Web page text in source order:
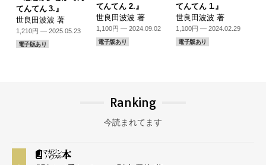
てんてん 3.』
世良田波波 著
1,210円 — 2025.05.23
電子版あり
てんてん 2.』
世良田波波 著
1,100円 — 2024.09.02
電子版あり
てんてん 1.』
世良田波波 著
1,100円 — 2024.02.29
電子版あり
Ranking
今読まれてます